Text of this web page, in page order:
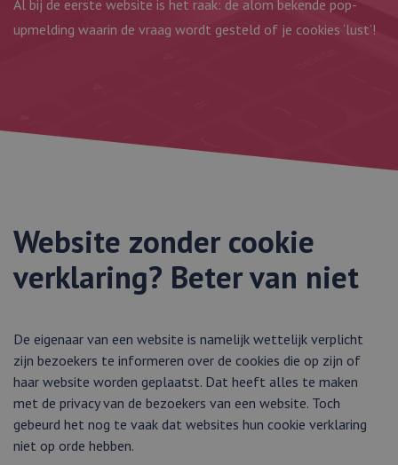
Al bij de eerste website is het raak: de alom bekende pop-
upmelding waarin de vraag wordt gesteld of je cookies ‘lust’!
Website zonder cookie
verklaring? Beter van niet
De eigenaar van een website is namelijk wettelijk verplicht
zijn bezoekers te informeren over de cookies die op zijn of
haar website worden geplaatst. Dat heeft alles te maken
met de privacy van de bezoekers van een website. Toch
gebeurd het nog te vaak dat websites hun cookie verklaring
niet op orde hebben.